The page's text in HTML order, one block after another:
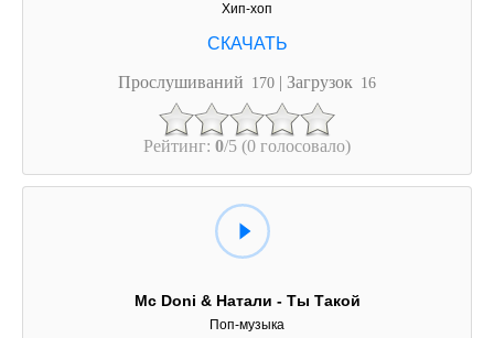
Хип-хоп
Прослушиваний 170 | Загрузок 16
Рейтинг: 0/5 (0 голосовало)
Mc Doni & Натали - Ты Такой
Поп-музыка